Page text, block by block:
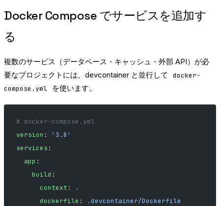
Docker Compose でサービスを追加す
る
複数のサービス（データベース・キャッシュ・外部 API）が必
要なプロジェクトには、devcontainer と並行して
docker-
compose.yml
を使います。
# docker-compose.yml
version :
'3.8'
services :
  app
:
    build
:
      context
:
.
      dockerfile
: .devcontainer/Dockerfile